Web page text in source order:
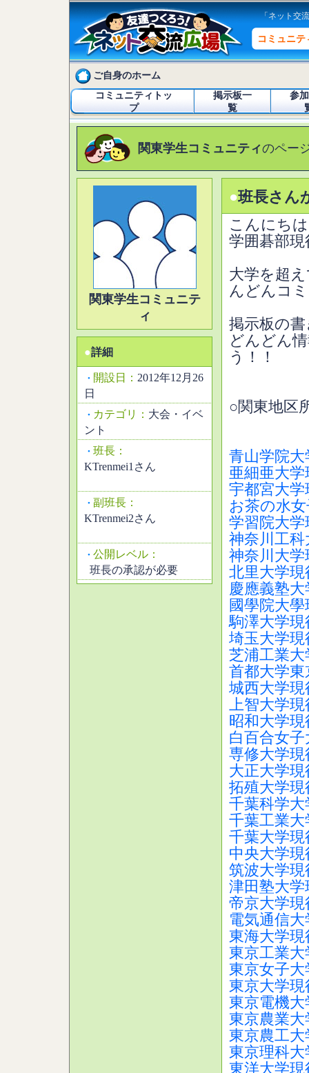
「ネット交
コミュニテ
ご自身のホーム
コミュニティトッ
プ
掲示板一
覧
参
関東学生コミュニティのペー
関東学生コミュニテ
ィ
●詳細
・ 開設日： 2012年12月26
日
・ カテゴリ： 大会・イベ
ント
・ 班長：
KTrenmei1さん
・ 副班長：
KTrenmei2さん
・ 公開レベル：
班長の承認が必要
●班長さん
こんにち
学囲碁部
大学を超
んどんコ
掲示板の
どんどん
う！！
○関東地区
青山学院
亜細亜大
宇都宮大
お茶の水
学習院大
神奈川工
神奈川大
北里大学
慶應義塾
國學院大
駒澤大学
埼玉大学
芝浦工業
首都大学
城西大学
上智大学
昭和大学
白百合女
専修大学
大正大学
拓殖大学
千葉科学
千葉工業
千葉大学
中央大学
筑波大学
津田塾大
帝京大学
電気通信
東海大学
東京工業
東京女子
東京大学
東京電機
東京農業
東京農工
東京理科
東洋大学